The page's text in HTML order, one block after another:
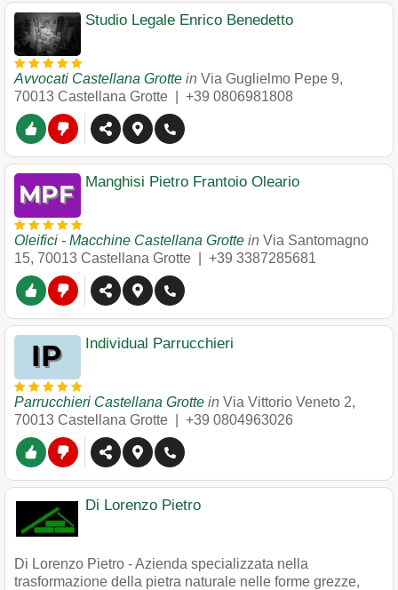
Studio Legale Enrico Benedetto
Avvocati Castellana Grotte in Via Guglielmo Pepe 9,
70013 Castellana Grotte +39 0806981808
Manghisi Pietro Frantoio Oleario
Oleifici - Macchine Castellana Grotte in Via Santomagno
15, 70013 Castellana Grotte +39 3387285681
Individual Parrucchieri
Parrucchieri Castellana Grotte in Via Vittorio Veneto 2,
70013 Castellana Grotte +39 0804963026
Di Lorenzo Pietro
Di Lorenzo Pietro - Azienda specializzata nella
trasformazione della pietra naturale nelle forme grezze,